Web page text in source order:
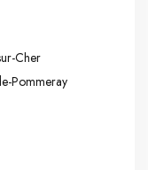
Cher
Pommeray